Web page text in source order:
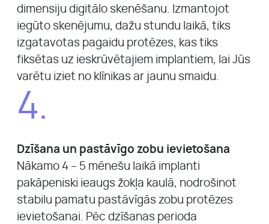
dimensiju digitālo skenēšanu. Izmantojot
iegūto skenējumu, dažu stundu laikā, tiks
izgatavotas pagaidu protēzes, kas tiks
fiksētas uz ieskrūvētajiem implantiem, lai Jūs
varētu iziet no klīnikas ar jaunu smaidu.
4.
Dzīšana un pastāvīgo zobu ievietošana
Nākamo 4 – 5 mēnešu laikā implanti
pakāpeniski ieaugs žokļa kaulā, nodrošinot
stabilu pamatu pastāvīgās zobu protēzes
ievietošanai. Pēc dzīšanas perioda